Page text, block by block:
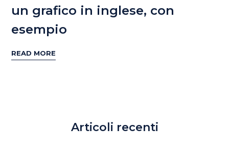
un grafico in inglese, con
esempio
READ MORE
Articoli recenti